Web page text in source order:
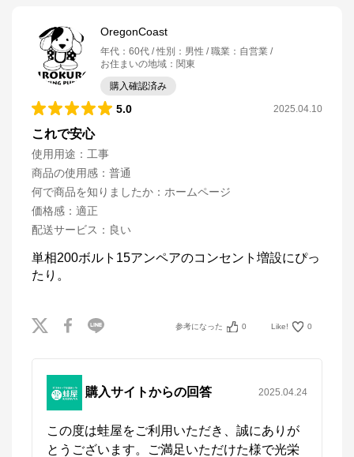
OregonCoast
年代 ： 60代 性別 ： 男性 職業 ： 自営業
お住まいの地域 ： 関東
購入確認済み
5.0 2025.04.10
これで安心
使用用途 ： 工事
商品の使用感 ： 普通
何で商品を知りましたか ： ホームページ
価格感 ： 適正
配送サービス ： 良い
単相200ボルト15アンペアのコンセント増設にぴっ
たり。
参考になった 0 Like! 0
購入サイトからの回答 2025.04.24
この度は蛙屋をご利用いただき、誠にありが
とうございます。ご満足いただけた様で光栄